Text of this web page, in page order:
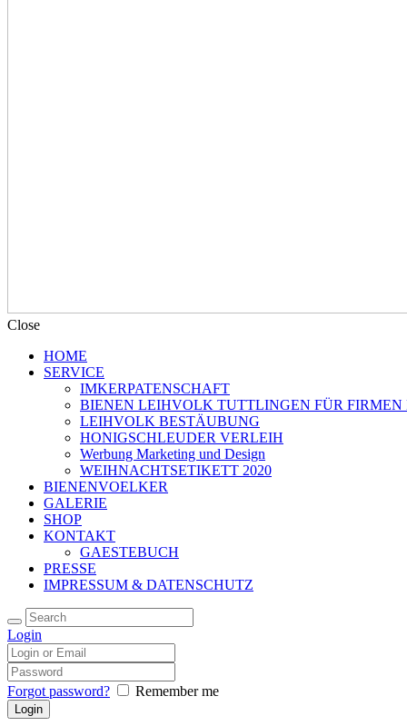
Close
HOME
SERVICE
IMKERPATENSCHAFT
BIENEN LEIHVOLK TUTTLINGEN FÜR FIRMEN
LEIHVOLK BESTÄUBUNG
HONIGSCHLEUDER VERLEIH
Werbung Marketing und Design
WEIHNACHTSETIKETT 2020
BIENENVOELKER
GALERIE
SHOP
KONTAKT
GAESTEBUCH
PRESSE
IMPRESSUM & DATENSCHUTZ
Login
Forgot password? Remember me